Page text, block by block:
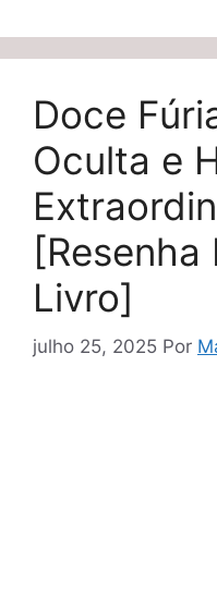
Doce
Oculta e
Livro]
julho 25, 2025 Por